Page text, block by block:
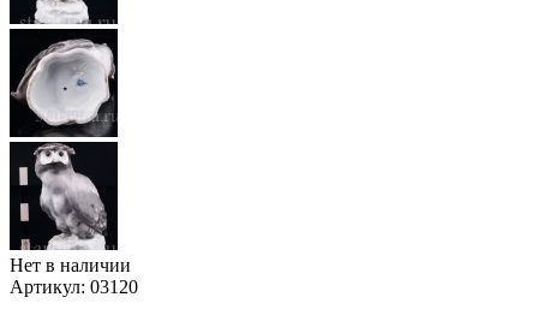
Нет в наличии
Артикул: 03120